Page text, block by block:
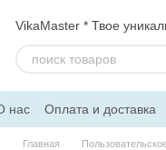
VikaMaster * Твое
нас Оплата и доставка
конфиденциальности
Главная